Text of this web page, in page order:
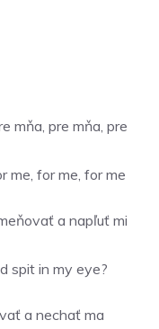
mňa, pre mňa, pre
me, for me, for me
a napľuť mi
spit in my eye?
a nechať ma